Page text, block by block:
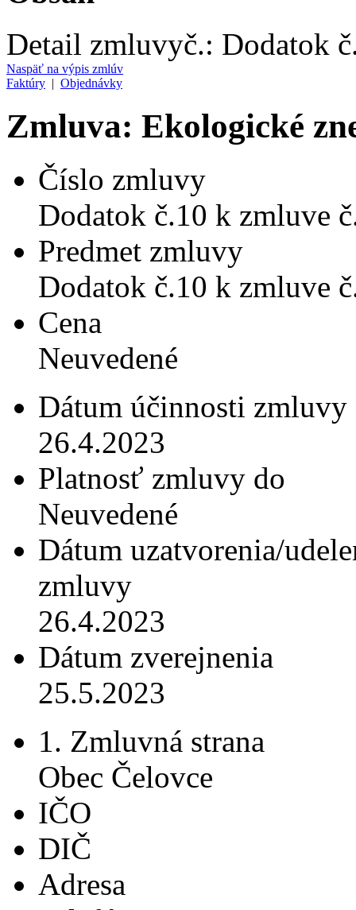
Detail zmluvyč.: Dodatok
Naspäť na výpis zmlúv
Faktúry | Objednávky
Zmluva: Ekologické
Číslo zmluvy
Dodatok č.10 k zmluve
Predmet zmluvy
Dodatok č.10 k zmluve
Cena
Neuvedené
Dátum účinnosti zmluvy
26.4.2023
Platnosť zmluvy do
Neuvedené
Dátum uzatvorenia/
zmluvy
26.4.2023
Dátum zverejnenia
25.5.2023
1. Zmluvná strana
Obec Čelovce
IČO
DIČ
Adresa